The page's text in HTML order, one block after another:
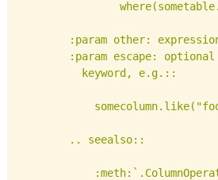
:param other:
:param escape:
          keyword, e.g.::
        .. seealso::